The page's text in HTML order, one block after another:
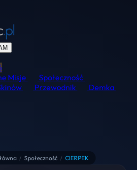
Misje
Społeczność
Przewodnik
Demka
/ Społeczność / CIERPEK